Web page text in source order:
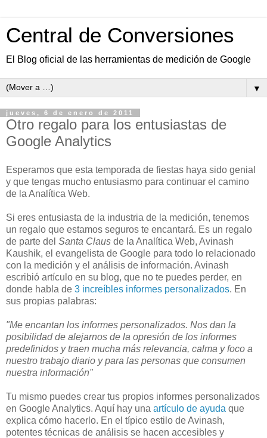
Central de Conversiones
El Blog oficial de las herramientas de medición de Google
▼
jueves, 6 de enero de 2011
Otro regalo para los entusiastas de
Google Analytics
Esperamos que esta temporada de fiestas haya sido genial
y que tengas mucho entusiasmo para continuar el camino
de la Analítica Web.
Si eres entusiasta de la industria de la medición, tenemos
un regalo que estamos seguros te encantará. Es un regalo
de parte del Santa Claus de la Analítica Web, Avinash
Kaushik, el evangelista de Google para todo lo relacionado
con la medición y el análisis de información. Avinash
escribió artículo en su blog, que no te puedes perder, en
donde habla de 3 increíbles informes personalizados. En
sus propias palabras:
"Me encantan los informes personalizados. Nos dan la
posibilidad de alejarnos de la opresión de los informes
predefinidos y traen mucha más relevancia, calma y foco a
nuestro trabajo diario y para las personas que consumen
nuestra información"
Tu mismo puedes crear tus propios informes personalizados
en Google Analytics. Aquí hay una artículo de ayuda que
explica cómo hacerlo. En el típico estilo de Avinash,
potentes técnicas de análisis se hacen accesibles y